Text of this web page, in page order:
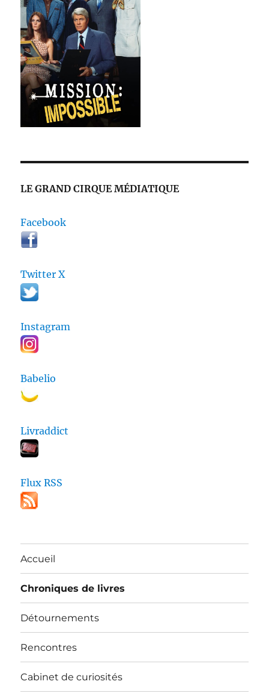
LE GRAND CIRQUE MÉDIATIQUE
Facebook
Twitter X
Instagram
Babelio
Livraddict
Flux RSS
Accueil
Chroniques de livres
Détournements
Rencontres
Cabinet de curiosités